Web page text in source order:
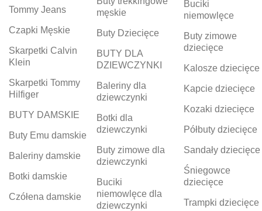
Tommy Jeans
Czapki Męskie
Skarpetki Calvin
Klein
Skarpetki Tommy
Hilfiger
BUTY DAMSKIE
Buty Emu damskie
Baleriny damskie
Botki damskie
Czółena damskie
męskie
Buty Dziecięce
BUTY DLA
DZIEWCZYNKI
Baleriny dla
dziewczynki
Botki dla
dziewczynki
Buty zimowe dla
dziewczynki
Buciki
niemowlęce dla
dziewczynki
Buciki
niemowlęce
Buty zimowe
dziecięce
Kalosze dziecięce
Kapcie dziecięce
Kozaki dziecięce
Półbuty dziecięce
Sandały dziecięce
Śniegowce
dziecięce
Trampki dziecięce